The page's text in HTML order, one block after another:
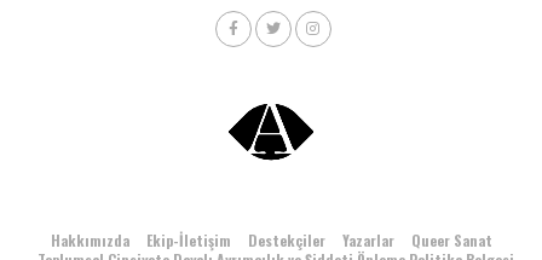
Hakkımızda Ekip-İletişim Destekçiler Yazarlar
Queer Sanat